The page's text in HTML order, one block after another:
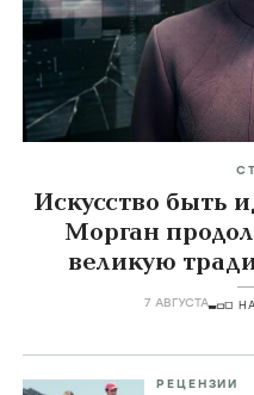
Искусство быть
Морган
великую
7 АВГУСТА
РЕЦЕНЗИИ